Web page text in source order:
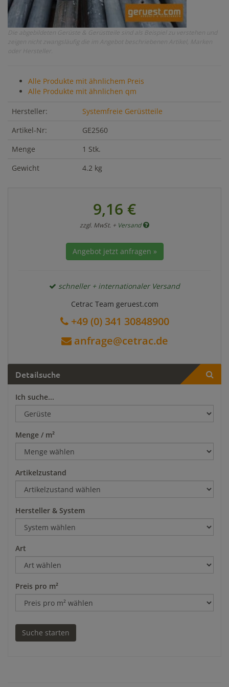
Die abgebildeten Gerüste & Gerüstteile sind als Beispiel zu verstehen und
zeigen nicht zwangsläufig die im Angebot beschriebenen Artikel, Marken
oder Hersteller.
Alle Produkte mit ähnlichem Preis
Alle Produkte mit ähnlichen qm
Hersteller:
Systemfreie Gerüstteile
Artikel-Nr:
GE2560
Menge
1 Stk.
Gewicht
4.2 kg
9,16 €
zzgl. MwSt. + Versand
Angebot jetzt anfragen »
schneller + internationaler Versand
Cetrac Team geruest.com
+49 (0) 341 30848900
anfrage@cetrac.de
Detailsuche
Ich suche...
Menge / m²
Artikelzustand
Hersteller & System
Art
Preis pro m²